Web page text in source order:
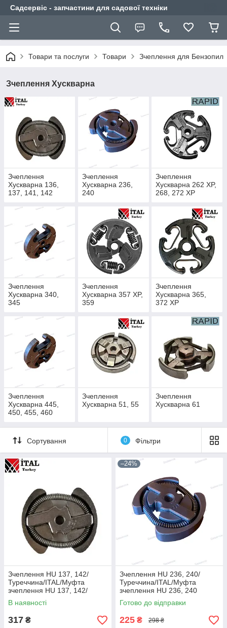
Садсервіс - запчастини для садової техніки
Товари та послуги Товари Зчеплення для Бензопил
Зчеплення Хускварна
Зчеплення
Хускварна 136,
137, 141, 142
Зчеплення
Хускварна 236,
240
Зчеплення
Хускварна 262 XP,
268, 272 XP
Зчеплення
Хускварна 340,
345
Зчеплення
Хускварна 357 XP,
359
Зчеплення
Хускварна 365,
372 XP
Зчеплення
Хускварна 445,
450, 455, 460
Зчеплення
Хускварна 51, 55
Зчеплення
Хускварна 61
Сортування 0 Фільтри
Зчеплення HU 137, 142/
Туреччина/ITAL/Муфта
зчеплення HU 137, 142/
Муфта зчеплення HU 137,
142
В наявності
317 ₴
–24%
Зчеплення HU 236, 240/
Туреччина/ITAL/Муфта
зчеплення HU 236, 240
Готово до відправки
225 ₴ 298 ₴